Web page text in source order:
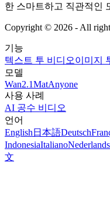
한 스마트하고 직관적인
Copyright © 2026 - All
기능
텍스트 투 비디오이미지
모델
Wan2.1MatAnyone
사용 사례
AI 공수 비디오
언어
English 日本語Deutsch
IndonesiaItalianoNederlands
文